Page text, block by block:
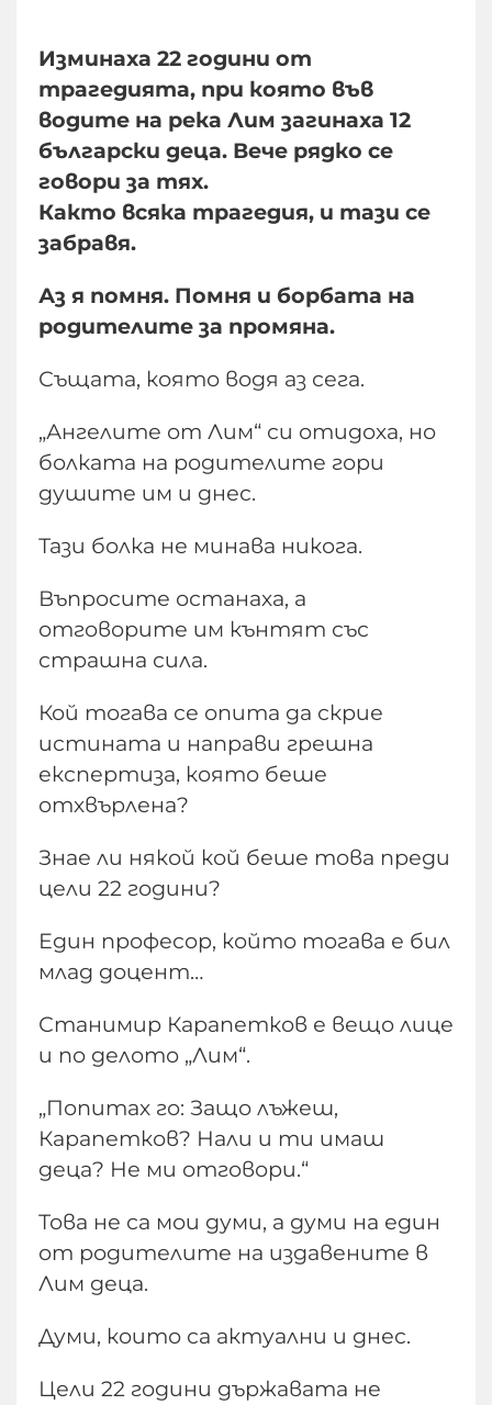
Изминаха 22 години от
трагедията, при която във
водите на река Лим загинаха 12
български деца. Вече рядко се
говори за тях.
Както всяка трагедия, и тази се
забравя.
Аз я помня. Помня и борбата на
родителите за промяна.
Същата, която водя аз сега.
„Ангелите от Лим“ си отидоха, но
болката на родителите гори
душите им и днес.
Тази болка не минава никога.
Въпросите останаха, а
отговорите им кънтят със
страшна сила.
Кой тогава се опита да скрие
истината и направи грешна
експертиза, която беше
отхвърлена?
Знае ли някой кой беше това преди
цели 22 години?
Един професор, който тогава е бил
млад доцент…
Станимир Карапетков е вещо лице
и по делото „Лим“.
„Попитах го: Защо лъжеш,
Карапетков? Нали и ти имаш
деца? Не ми отговори.“
Товa не са мои думи, а думи на един
от родителите на издавените в
Лим деца.
Думи, които са актуални и днес.
Цели 22 години държавата не